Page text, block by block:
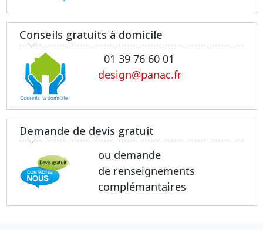
Conseils gratuits à domicile
01 39 76 60 01
design@panac.fr
Demande de devis gratuit
ou demande
de renseignements
complémantaires